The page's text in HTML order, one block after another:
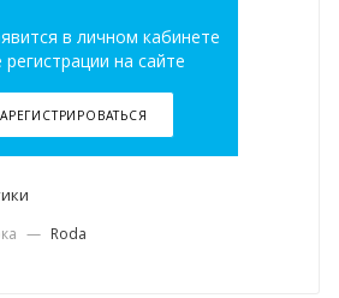
в личном кабинете
регистрации на сайте
— Roda